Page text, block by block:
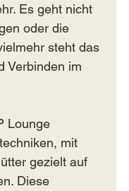
Es geht nicht
oder die
steht das
Verbinden im
Lounge
mit
gezielt auf
Diese